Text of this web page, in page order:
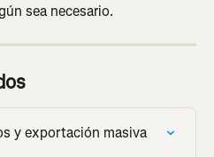
sea necesario.
y exportación masiva